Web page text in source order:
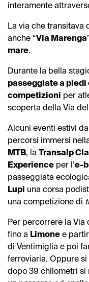
interamente
La via che transitava
anche “Via Marenga
mare.
Durante la bella
passeggiate a piedi
competizioni per
scoperta della Via del
Alcuni eventi estivi
percorsi immersi
MTB, la Transalp
Experience per l’e-
passeggiata
Lupi una corsa
una competizione di
Per percorrere la Via
fino a Limone e
di Ventimiglia e poi
ferroviaria. Oppure
dopo 39 chilometri si